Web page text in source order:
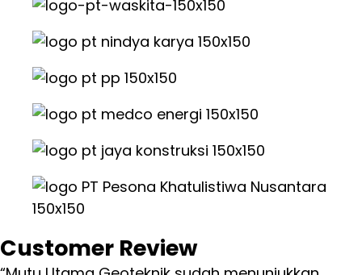
Customer Review